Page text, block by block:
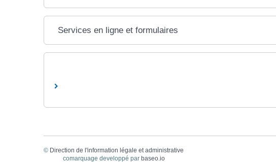
Services en ligne et formulaires
© Direction de l'information légale et administrative
comarquage developpé par baseo.io